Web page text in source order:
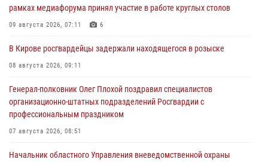
рамках медиафорума принял участие в работе круглых столов
09 августа 2026, 07:11 6
В Кирове росгвардейцы задержали находящегося в розыске
08 августа 2026, 09:11
Генерал-полковник Олег Плохой поздравил специалистов
организационно-штатных подразделений Росгвардии с
профессиональным праздником
07 августа 2026, 08:51
Начальник областного Управления вневедомственной охраны